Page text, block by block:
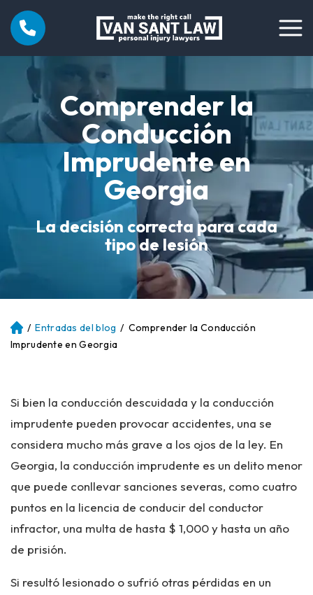
Comprender la
Conducción
Imprudente en
Georgia
La decisión correcta para cada
tipo de lesión
Ini
ci
/ Entradas del blog / Comprender la Conducción
Imprudente en Georgia
Si bien la conducción descuidada y la conducción
imprudente pueden provocar accidentes, una se
considera mucho más grave a los ojos de la ley. En
Georgia, la conducción imprudente es un delito menor
que puede conllevar sanciones severas, como cuatro
puntos en la licencia de conducir del conductor
infractor, una multa de hasta $ 1,000 y hasta un año
de prisión.
Si resultó lesionado o sufrió otras pérdidas en un